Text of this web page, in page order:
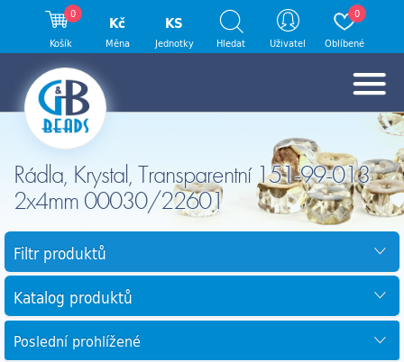
Rádla, Krystal, Transparentní 151-99-013
2x4mm 00030/22601
Filtr produktů
Katalog produktů
Poslední prohlížené
0
Košík
Kč
Měna
KS
Jednotky Hledat Uživatel
0
Oblíbené